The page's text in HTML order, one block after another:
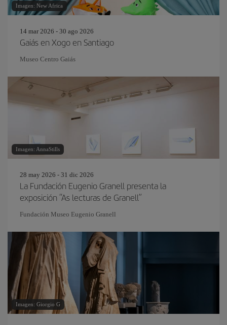
Imagen: New Africa
14 mar 2026 - 30 ago 2026
Gaiás en Xogo en Santiago
Museo Centro Gaiás
Imagen: AnnaStills
28 may 2026 - 31 dic 2026
La Fundación Eugenio Granell presenta la
exposición “As lecturas de Granell”
Fundación Museo Eugenio Granell
Imagen: Giorgio G